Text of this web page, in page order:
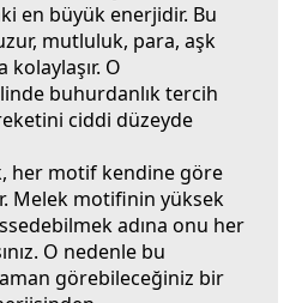
en büyük enerjidir. Bu
mutluluk, para, aşk
O
buhurdanlıktercih
ciddi düzeyde
her motif kendine göre
Melek motifinin yüksek
adına onu her
O nedenle bu
görebileceğiniz bir